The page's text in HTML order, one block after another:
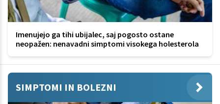
Imenujejo ga tihi ubijalec, saj pogosto ostane
neopažen: nenavadni simptomi visokega holesterola
SIMPTOMI IN BOLEZNI